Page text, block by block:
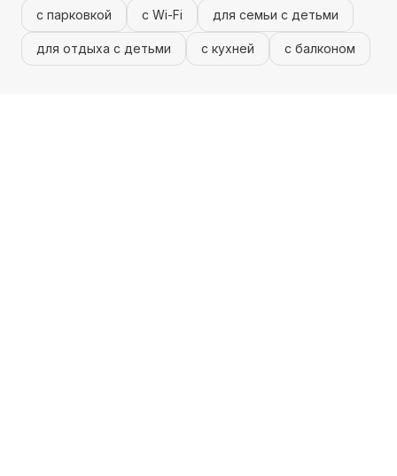
с парковкой с Wi-Fi для семьи с детьми
для отдыха с детьми с кухней с балконом